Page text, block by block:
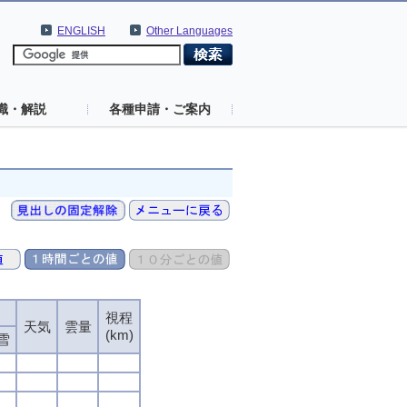
Other Languages
ENGLISH
・解説 各種申請・ご案内
天気
雲量
視程
(km)
天気
雲量
視程
(km)
天気
雲量
視程
(km)
天気
雲量
視程
(km)